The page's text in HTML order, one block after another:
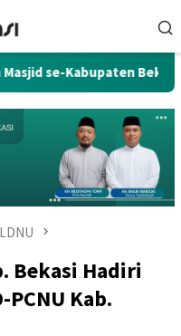
Bekasi MWC
LDNU
Bekasi Hadiri
Kab.